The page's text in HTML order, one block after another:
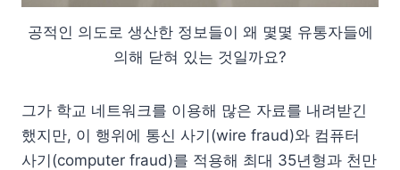
공적인 의도로 생산한 정보들이 왜 몇몇 유통자들에
의해 닫혀 있는 것일까요?
그가 학교 네트워크를 이용해 많은 자료를 내려받긴
했지만, 이 행위에 통신 사기(wire fraud)와 컴퓨터
사기(computer fraud)를 적용해 최대 35년형과 천만